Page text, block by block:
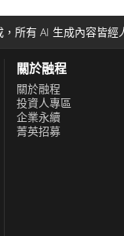
所有 AI 生成內容皆經
關於融程
關於融程
投資人專區
企業永續
菁英招募